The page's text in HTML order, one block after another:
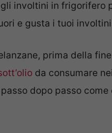
involtini in frigorifero
e gusta i tuoi
prima della
da consumare
dopo passo